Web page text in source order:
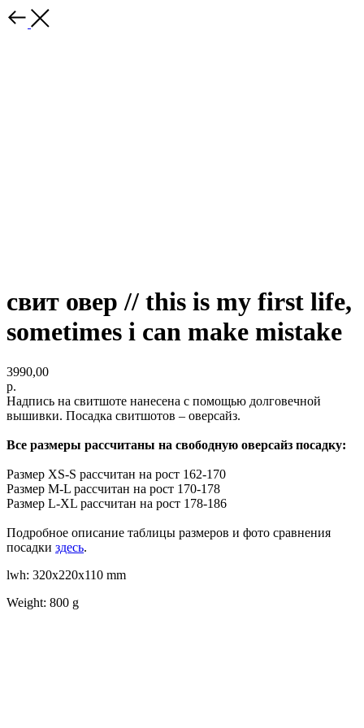
свит овер // this is my first life,
sometimes i can make mistake
3990,00
р.
Надпись на свитшоте нанесена с помощью долговечной
вышивки. Посадка свитшотов – оверсайз.
Все размеры рассчитаны на свободную оверсайз посадку:
Размер XS-S рассчитан на рост 162-170
Размер M-L рассчитан на рост 170-178
Размер L-XL рассчитан на рост 178-186
Подробное описание таблицы размеров и фото сравнения
посадки здесь.
lwh: 320x220x110 mm
Weight: 800 g